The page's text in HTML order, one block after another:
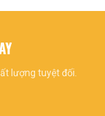
lượng tuyệt đối.